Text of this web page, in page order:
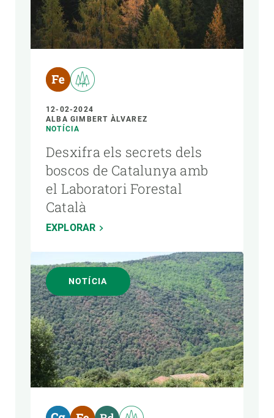
12-02-2024
ALBA GIMBERT ÀLVAREZ
NOTÍCIA
Desxifra els secrets dels
boscos de Catalunya amb
el Laboratori Forestal
Català
EXPLORAR
NOTÍCIA